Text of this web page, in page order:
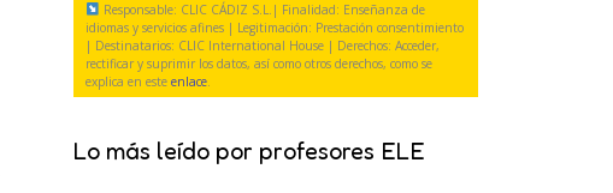
o
)
g
a
t
o
i
a
t
o
r
o
y
c
o
n
i
Responsable: CLIC CÁDIZ S.L.| Finalidad: Enseñanza de
idiomas y servicios afines | Legitimación: Prestación consentimiento
| Destinatarios: CLIC International House | Derechos: Acceder,
rectificar y suprimir los datos, así como otros derechos, como se
explica en esteenlace
Lo más leído por profesores ELE